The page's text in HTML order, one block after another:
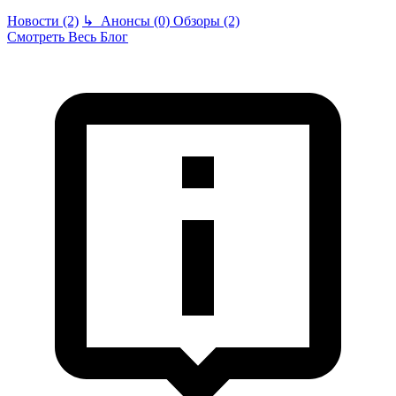
Новости (2) ↳ Анонсы (0) Обзоры (2)
Смотреть Весь Блог